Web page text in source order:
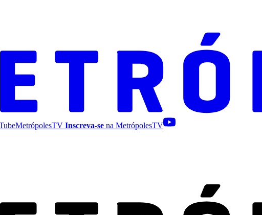
MetrópolesTV Inscreva-se na MetrópolesTV